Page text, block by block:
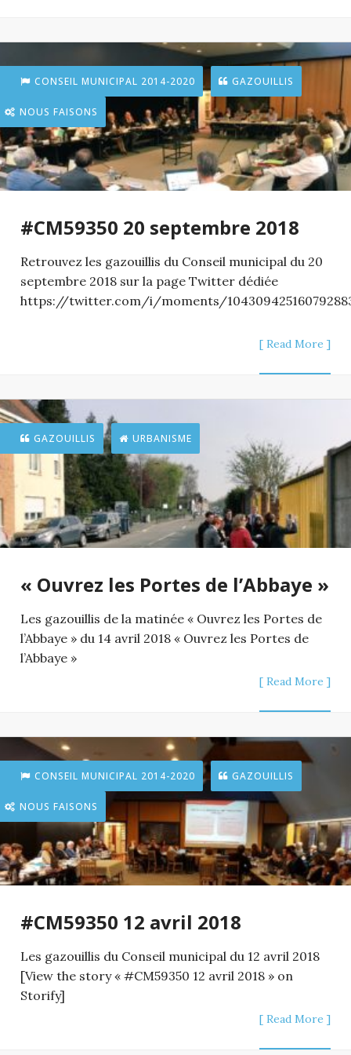
CONSEIL MUNICIPAL 2014-2020 GAZOUILLIS
NOUS FAISONS
#CM59350 20 septembre 2018
Retrouvez les gazouillis du Conseil municipal du 20
septembre 2018 sur la page Twitter dédiée
https://twitter.com/i/moments/
[ Read More ]
GAZOUILLIS URBANISME
« Ouvrez les Portes de l’Abbaye »
Les gazouillis de la matinée « Ouvrez les Portes de
l’Abbaye » du 14 avril 2018 « Ouvrez les Portes de
l’Abbaye »
[ Read More ]
CONSEIL MUNICIPAL 2014-2020 GAZOUILLIS
NOUS FAISONS
#CM59350 12 avril 2018
Les gazouillis du Conseil municipal du 12 avril 2018
[View the story « #CM59350 12 avril 2018 » on
Storify]
[ Read More ]